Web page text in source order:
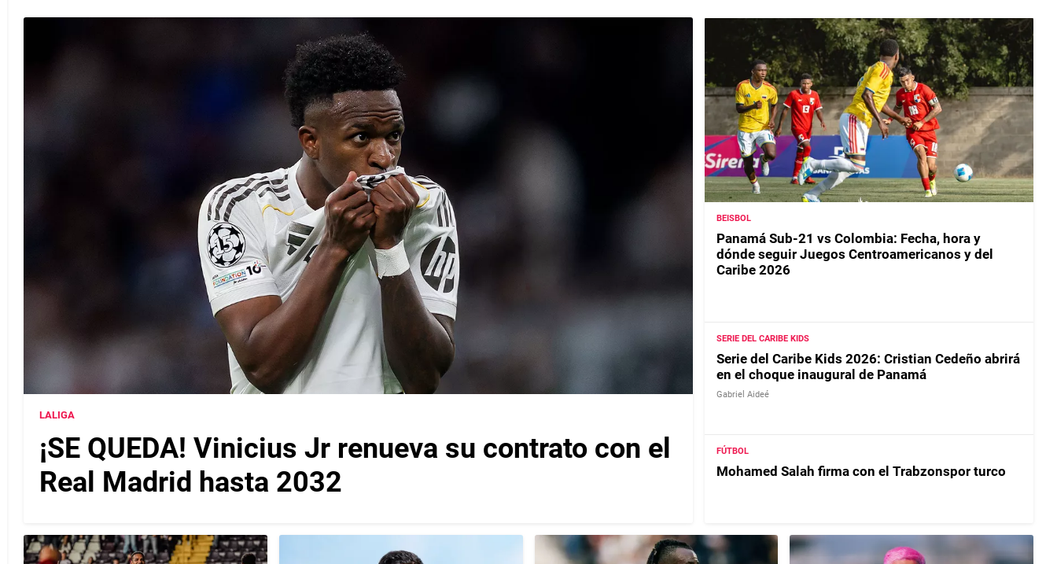
LALIGA
¡SE QUEDA! Vinicius Jr renueva su contrato con el
Real Madrid hasta 2032
BEISBOL
Panamá Sub-21 vs Colombia: Fecha, hora y
dónde seguir Juegos Centroamericanos y del
Caribe 2026
SERIE DEL CARIBE KIDS
Serie del Caribe Kids 2026: Cristian Cedeño abrirá
en el choque inaugural de Panamá
Gabriel Aideé
FÚTBOL
Mohamed Salah firma con el Trabzonspor turco